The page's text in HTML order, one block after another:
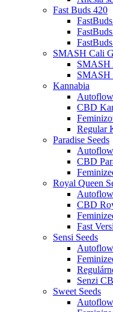
Fast Buds 420
SMASH Cali
SMASH
SMASH
Kannabia
CBD
Regular
Paradise Seeds
CBD
Royal Queen
CBD
Fast
Sensi Seeds
Senzi
Sweet Seeds